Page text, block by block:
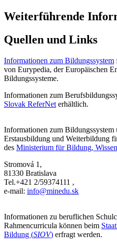
Weiterführende
Quellen und Links
Informationen zum Bildungssystem
von Eurypedia, der Europäischen
Bildungssysteme.
Informationen zum
Slovak ReferNet erhältlich.
Informationen zum Bildungssystem
Erstausbildung und Weiterbildung
des Ministerium für Bildung,
Stromová 1,
81330 Bratislava
Tel.+421 2/59374111 ,
e-mail: info@minedu.sk
Informationen zu beruflichen
Rahmencurricula können beim
Bildung (SIOV) erfragt werden.